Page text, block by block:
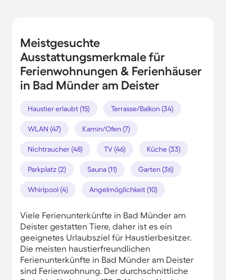
Meistgesuchte
Ausstattungsmerkmale für
Ferienwohnungen & Ferienhäuser
in Bad Münder am Deister
Haustier erlaubt (15) Terrasse/Balkon (34)
WLAN (47) Kamin/Ofen (7)
Nichtraucher (48) TV (46) Küche (33)
Parkplatz (2) Sauna (11) Garten (36)
Whirlpool (4) Angelmöglichkeit (10)
Viele Ferienunterkünfte in Bad Münder am
Deister gestatten Tiere, daher ist es ein
geeignetes Urlaubsziel für Haustierbesitzer.
Die meisten haustierfreundlichen
Ferienunterkünfte in Bad Münder am Deister
sind Ferienwohnung. Der durchschnittliche